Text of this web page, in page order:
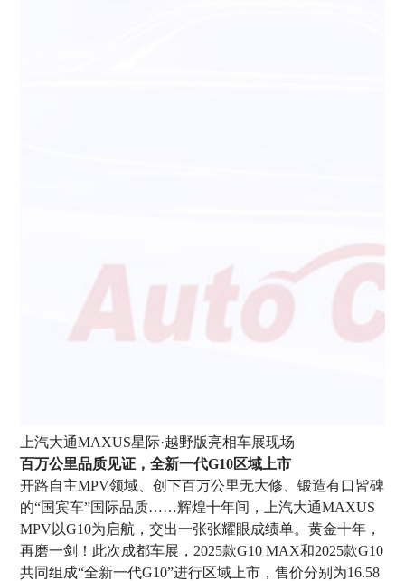
上汽大通MAXUS星际·越野版亮相车展现场
百万公里品质见证，全新一代G10区域上市
开路自主MPV领域、创下百万公里无大修、锻造有口皆碑
的“国宾车”国际品质……辉煌十年间，上汽大通MAXUS
MPV以G10为启航，交出一张张耀眼成绩单。黄金十年，
再磨一剑！此次成都车展，2025款G10 MAX和2025款G10
共同组成“全新一代G10”进行区域上市，售价分别为16.58